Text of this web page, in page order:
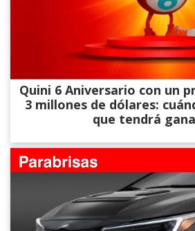
Quini 6 Aniversario con un
3 millones de dólares:
que tendrá